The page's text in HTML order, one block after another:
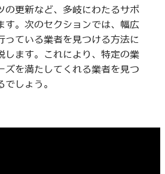
の更新など、多岐にわたるサポ
す。次のセクションでは、幅広
っている業者を見つける方法に
します。これにより、特定の業
ズを満たしてくれる業者を見つ
でしょう。